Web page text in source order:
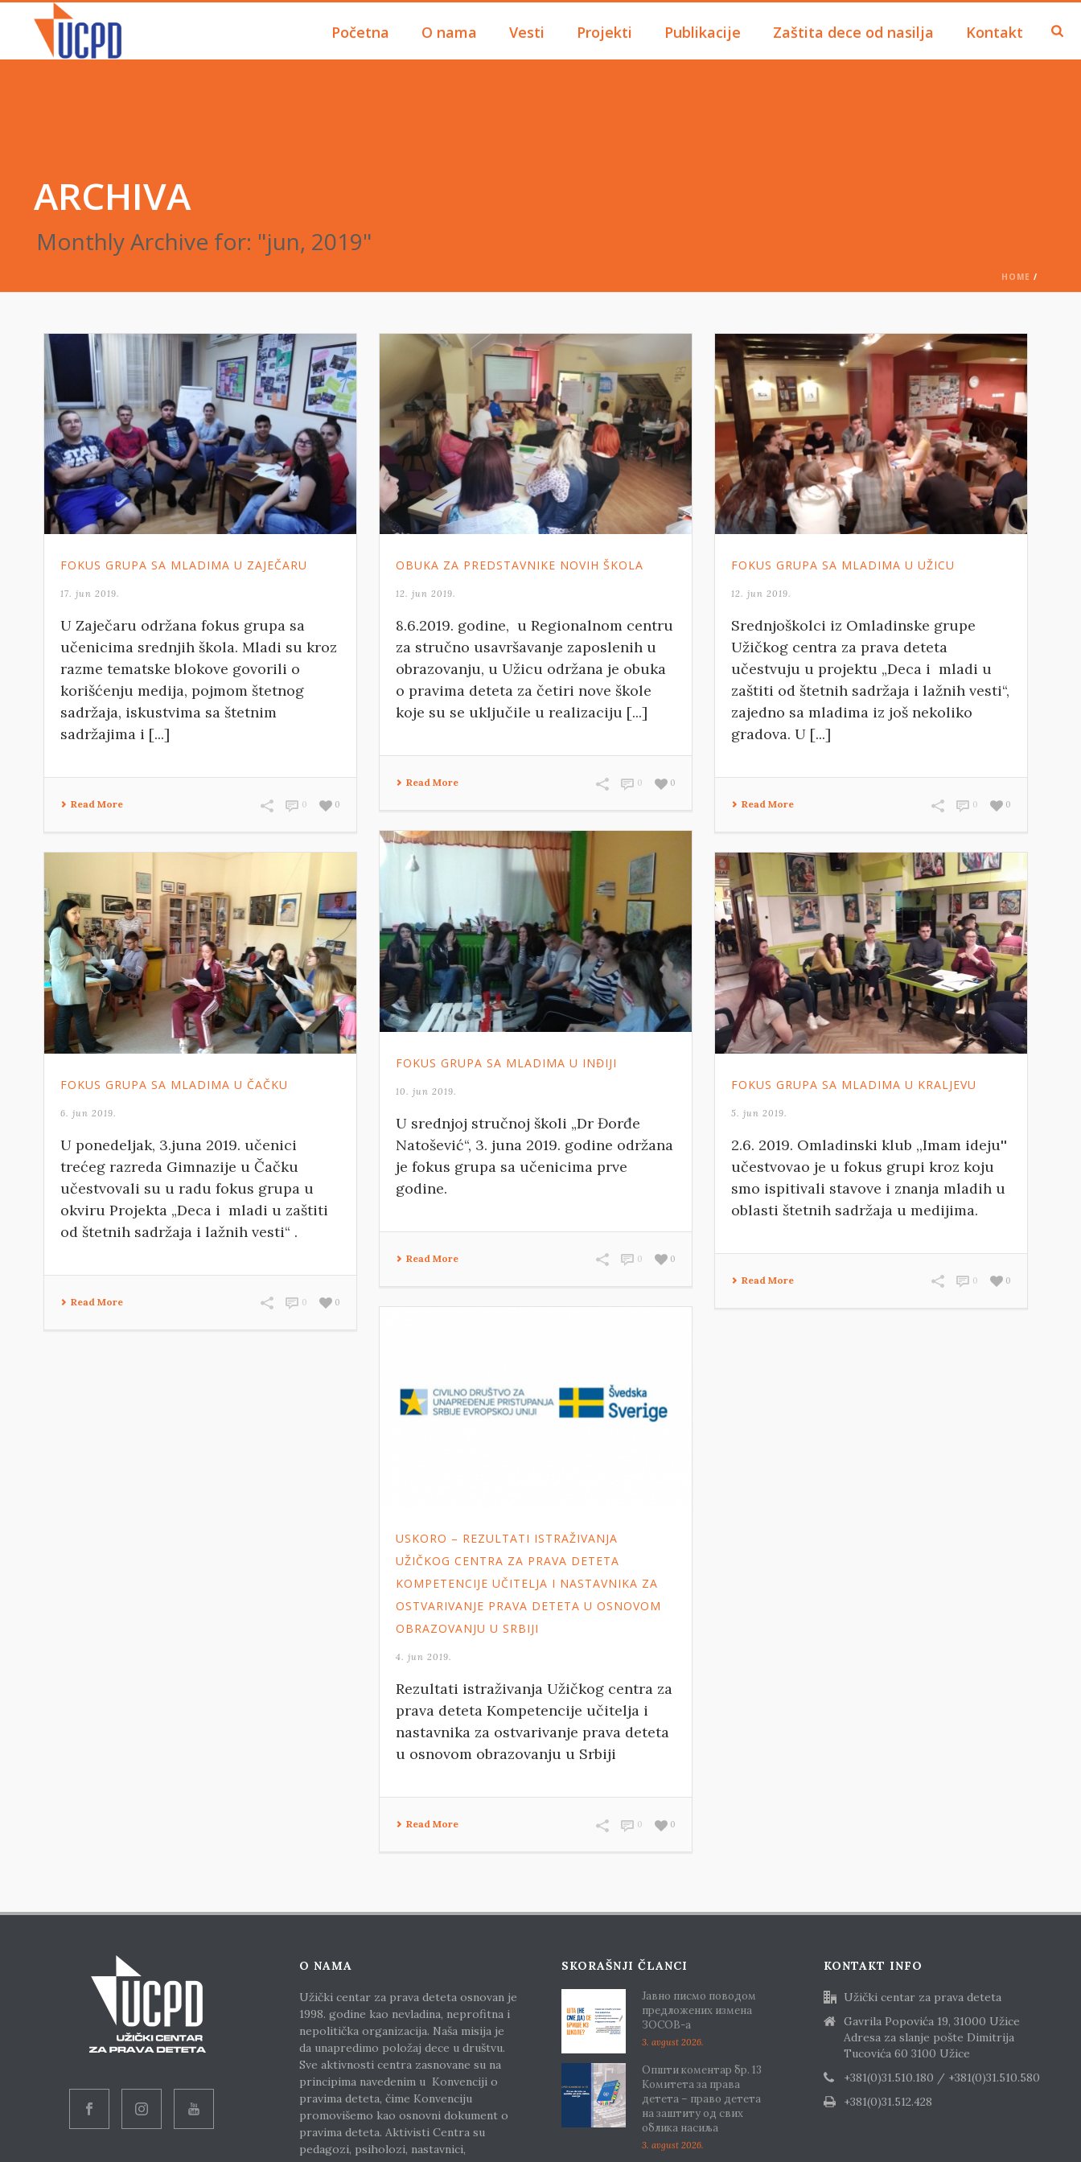
Početna O nama Vesti Projekti Publikacije Zaštita dece od nasilja Kontakt
ARCHIVA
Monthly Archive for: "jun, 2019"
HOME /
FOKUS GRUPA SA MLADIMA U ZAJEČARU
17. jun 2019.
U Zaječaru održana fokus grupa sa
učenicima srednjih škola. Mladi su kroz
razme tematske blokove govorili o
korišćenju medija, pojmom štetnog
sadržaja, iskustvima sa štetnim
sadržajima i [...]
Read More 0
0
OBUKA ZA PREDSTAVNIKE NOVIH ŠKOLA
12. jun 2019.
8.6.2019. godine, u Regionalnom centru
za stručno usavršavanje zaposlenih u
obrazovanju, u Užicu održana je obuka
o pravima deteta za četiri nove škole
koje su se uključile u realizaciju [...]
Read More 0
0
FOKUS GRUPA SA MLADIMA U UŽICU
12. jun 2019.
Srednjoškolci iz Omladinske grupe
Užičkog centra za prava deteta
učestvuju u projektu „Deca i mladi u
zaštiti od štetnih sadržaja i lažnih vesti“,
zajedno sa mladima iz još nekoliko
gradova. U [...]
Read More 0
0
FOKUS GRUPA SA MLADIMA U INĐIJI
10. jun 2019.
U srednjoj stručnoj školi „Dr Đorđe
Natošević“, 3. juna 2019. godine održana
je fokus grupa sa učenicima prve
godine.
Read More 0
0
FOKUS GRUPA SA MLADIMA U ČAČKU
6. jun 2019.
U ponedeljak, 3.juna 2019. učenici
trećeg razreda Gimnazije u Čačku
učestvovali su u radu fokus grupa u
okviru Projekta „Deca i mladi u zaštiti
od štetnih sadržaja i lažnih vesti“ .
Read More 0
0
FOKUS GRUPA SA MLADIMA U KRALJEVU
5. jun 2019.
2.6. 2019. Omladinski klub ,,Imam ideju''
učestvovao je u fokus grupi kroz koju
smo ispitivali stavove i znanja mladih u
oblasti štetnih sadržaja u medijima.
Read More 0
0
USKORO – REZULTATI ISTRAŽIVANJA
UŽIČKOG CENTRA ZA PRAVA DETETA
KOMPETENCIJE UČITELJA I NASTAVNIKA ZA
OSTVARIVANJE PRAVA DETETA U OSNOVOM
OBRAZOVANJU U SRBIJI
4. jun 2019.
Rezultati istraživanja Užičkog centra za
prava deteta Kompetencije učitelja i
nastavnika za ostvarivanje prava deteta
u osnovom obrazovanju u Srbiji
Read More 0
0
O NAMA
Užički centar za prava deteta osnovan je
1998. godine kao nevladina, neprofitna i
nepolitička organizacija. Naša misija je
da unapredimo položaj dece u društvu.
Sve aktivnosti centra zasnovane su na
principima navedenim u Konvenciji o
pravima deteta, čime Konvenciju
promovišemo kao osnovni dokument o
pravima deteta. Aktivisti Centra su
pedagozi, psiholozi, nastavnici,
SKORAŠNJI ČLANCI
Јавно писмо поводом
предложених измена
ЗОСОВ-а
3. avgust 2026.
Општи коментар бр. 13
Комитета за права
детета – право детета
на заштиту од свих
облика насиља
3. avgust 2026.
KONTAKT INFO
Užički centar za prava deteta
Gavrila Popovića 19, 31000 Užice
Adresa za slanje pošte Dimitrija
Tucovića 60 3100 Užice
+381(0)31.510.180 / +381(0)31.510.580
+381(0)31.512.428